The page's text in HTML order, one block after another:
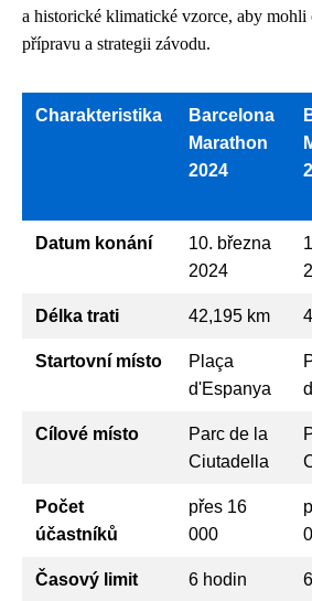
a historické klimatické vzorce, aby mohli
přípravu a strategii závodu.
Charakteristika
Barcelona
Marathon
2024
Datum konání
10. března
2024
Délka trati 42,195 km
Startovní místo
Plaça
d'Espanya
Cílové místo
Parc de la
Ciutadella
Počet
účastníků
přes 16
000
Časový limit 6 hodin